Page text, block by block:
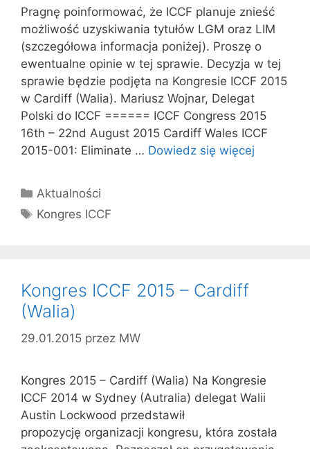
Pragnę poinformować, że ICCF planuje znieść
możliwość uzyskiwania tytułów LGM oraz LIM
(szczegółowa informacja poniżej). Proszę o
ewentualne opinie w tej sprawie. Decyzja w tej
sprawie będzie podjęta na Kongresie ICCF 2015
w Cardiff (Walia). Mariusz Wojnar, Delegat
Polski do ICCF ====== ICCF Congress 2015
16th – 22nd August 2015 Cardiff Wales ICCF
2015-001: Eliminate … Dowiedz się więcej
Kategorie
Aktualności
Tagi
Kongres ICCF
Kongres ICCF 2015 – Cardiff
(Walia)
29.01.2015 przez MW
Kongres 2015 – Cardiff (Walia) Na Kongresie
ICCF 2014 w Sydney (Autralia) delegat Walii
Austin Lockwood przedstawił
propozycję organizacji kongresu, która została